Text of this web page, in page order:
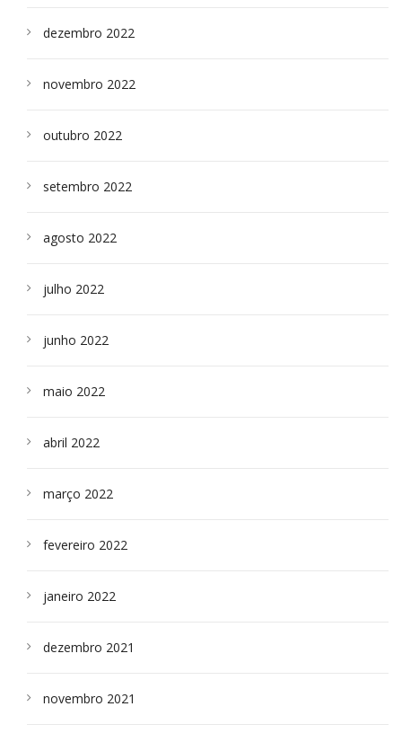
dezembro 2022
novembro 2022
outubro 2022
setembro 2022
agosto 2022
julho 2022
junho 2022
maio 2022
abril 2022
março 2022
fevereiro 2022
janeiro 2022
dezembro 2021
novembro 2021